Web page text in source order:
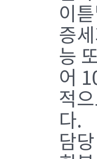
이
증
능
어
적
다.
담